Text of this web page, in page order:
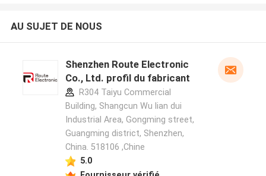
AU SUJET DE NOUS
Shenzhen Route Electronic
Co., Ltd. profil du fabricant
R304 Taiyu Commercial
Building, Shangcun Wu lian dui
Industrial Area, Gongming street,
Guangming district, Shenzhen,
China. 518106 ,Chine
5.0